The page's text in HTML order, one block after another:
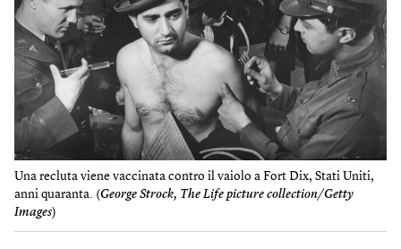
Una recluta viene vaccinata contro il vaiolo a Fort Dix, Stati Uniti,
anni quaranta. (George Strock, The Life picture collection/Getty
Images)